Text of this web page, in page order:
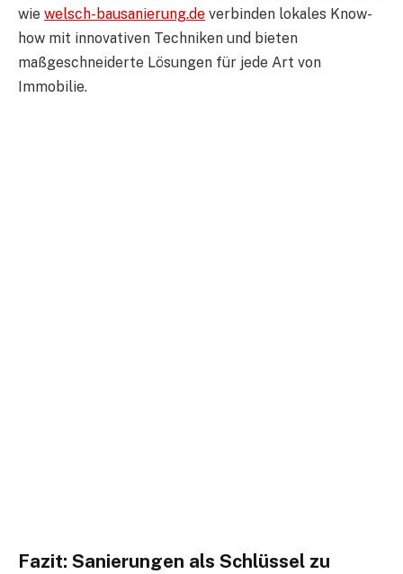
wie welsch-bausanierung.de verbinden lokales Know-
how mit innovativen Techniken und bieten
maßgeschneiderte Lösungen für jede Art von
Immobilie.
Fazit: Sanierungen als Schlüssel zu